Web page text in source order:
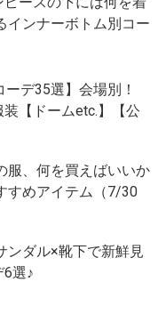
インナーボトム別コー
ーデ35選】会場別！
【ドームetc.】【公
服、何を買えばいいか
すめアイテム（7/30
ンダル×靴下で新鮮見
6選♪